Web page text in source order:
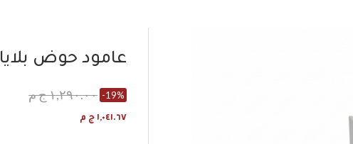
عامود حوض بلايا
١,٢٩٠.٠٠ ج م -19%
١,٠٤١.٦٧ ج م